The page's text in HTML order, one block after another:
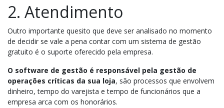
2. Atendimento
Outro importante quesito que deve ser analisado no momento
de decidir se vale a pena contar com um sistema de gestão
gratuito é o suporte oferecido pela empresa.
O software de gestão é responsável pela gestão de
operações críticas da sua loja, são processos que envolvem
dinheiro, tempo do varejista e tempo de funcionários que a
empresa arca com os honorários.